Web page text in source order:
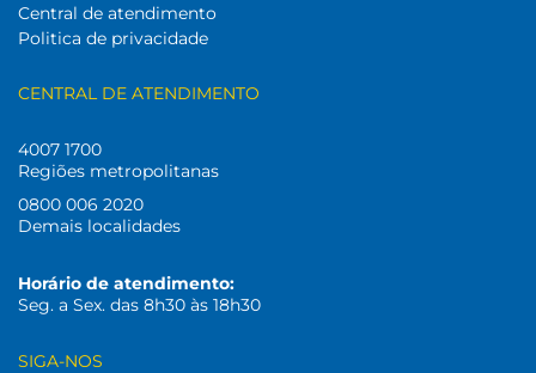
Central de atendimento
Politica de privacidade
CENTRAL DE ATENDIMENTO
4007 1700
Regiões metropolitanas
0800 006 2020
Demais localidades
Horário de atendimento:
Seg. a Sex. das 8h30 às 18h30
SIGA-NOS